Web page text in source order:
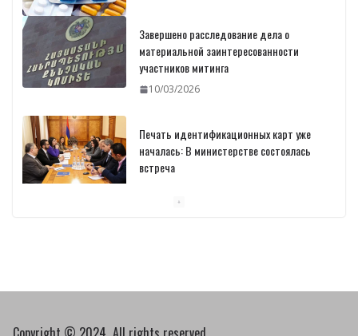
Завершено расследование дела о
материальной заинтересованности
участников митинга
10/03/2026
Печать идентификационных карт уже
началась: В министерстве состоялась
встреча